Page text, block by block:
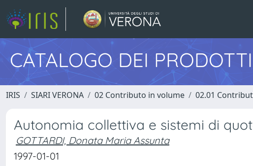
CATALOGO DEI
IRIS SIARI VERONA 02 Contributo in volume 02.01
Autonomia collettiva e sistemi di
GOTTARDI, Donata Maria Assunta
1997-01-01